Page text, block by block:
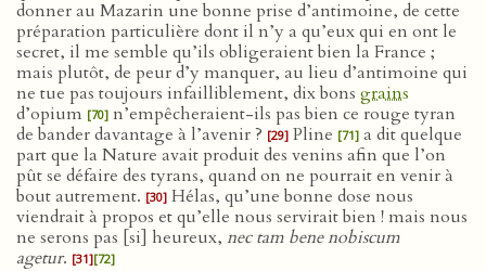
donner au Mazarin une bonne prise d’antimoine, de cette
préparation particulière dont il n’y a qu’eux qui en ont le
secret, il me semble qu’ils obligeraient bien la France ;
mais plutôt, de peur d’y manquer, au lieu d’antimoine qui
ne tue pas toujours infailliblement, dix bons grains
d’opium [70] n’empêcheraient-ils pas bien ce rouge tyran
de bander davantage à l’avenir ? [29] Pline [71] a dit quelque
part que la Nature avait produit des venins afin que l’on
pût se défaire des tyrans, quand on ne pourrait en venir à
bout autrement. [30] Hélas, qu’une bonne dose nous
viendrait à propos et qu’elle nous servirait bien ! mais nous
ne serons pas [si] heureux, nec tam bene nobiscum
agetur. [31][72]